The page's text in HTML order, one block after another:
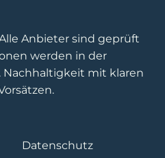
Anbieter sind geprüft
werden in der
Nachhaltigkeit mit klaren
Datenschutz